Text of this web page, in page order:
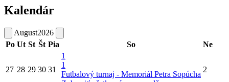
Kalendár
August2026
Po Ut St Št Pia So Ne
27 28 29 30 31
1
1
Futbalový turnaj - Memoriál Petra Sopúcha
2